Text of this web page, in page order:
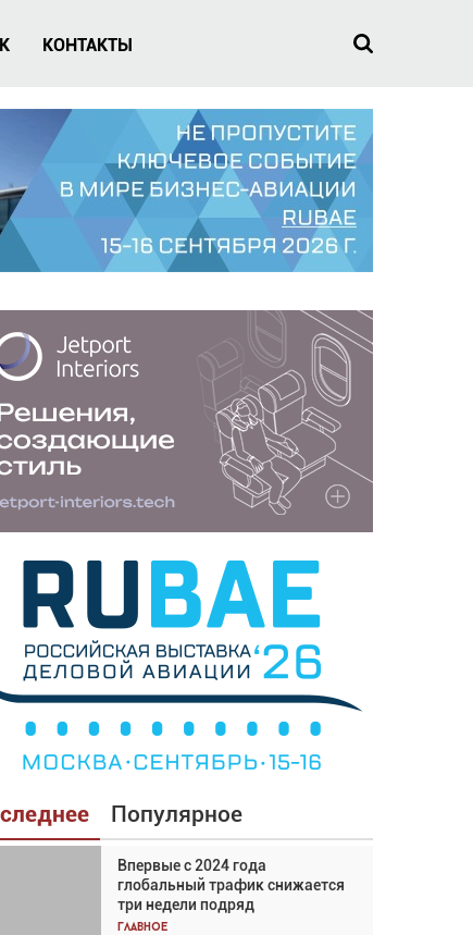
КОНТАКТЫ
Популярное
Впервые с 2024 года
глобальный трафик снижается
три недели подряд
Главное
Взгляд с высоты: тандем
вертолётов и БПЛА в
спасательных операциях
Главное